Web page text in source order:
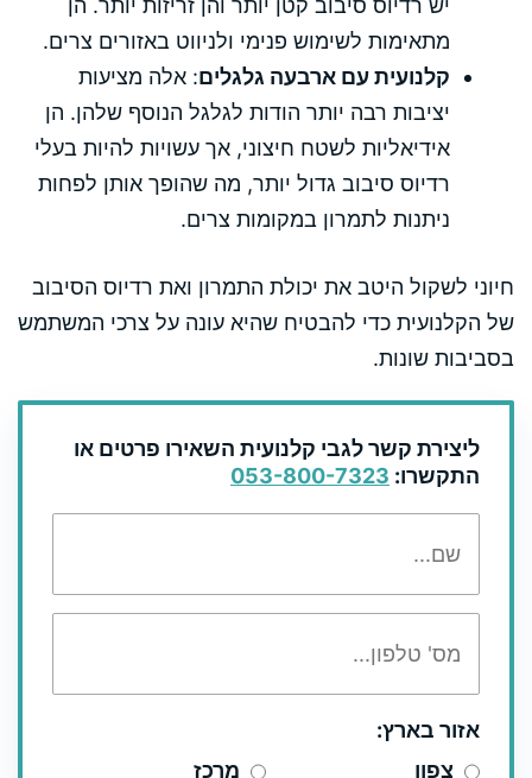
יש רדיוס סיבוב קטן יותר והן זריזות יותר. הן
מתאימות לשימוש פנימי ולניווט באזורים צרים.
קלנועית עם ארבעה גלגלים: אלה מציעות
יציבות רבה יותר הודות לגלגל הנוסף שלהן. הן
אידיאליות לשטח חיצוני, אך עשויות להיות בעלי
רדיוס סיבוב גדול יותר, מה שהופך אותן לפחות
ניתנות לתמרון במקומות צרים.
חיוני לשקול היטב את יכולת התמרון ואת רדיוס הסיבוב
של הקלנועית כדי להבטיח שהיא עונה על צרכי המשתמש
בסביבות שונות.
ליצירת קשר לגבי קלנועית השאירו פרטים או
התקשרו: 053-800-7323
אזור בארץ:
צפון
מרכז